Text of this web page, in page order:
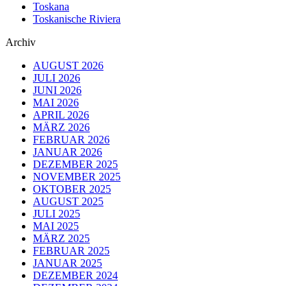
Toskana
Toskanische Riviera
Archiv
AUGUST 2026
JULI 2026
JUNI 2026
MAI 2026
APRIL 2026
MÄRZ 2026
FEBRUAR 2026
JANUAR 2026
DEZEMBER 2025
NOVEMBER 2025
OKTOBER 2025
AUGUST 2025
JULI 2025
MAI 2025
MÄRZ 2025
FEBRUAR 2025
JANUAR 2025
DEZEMBER 2024